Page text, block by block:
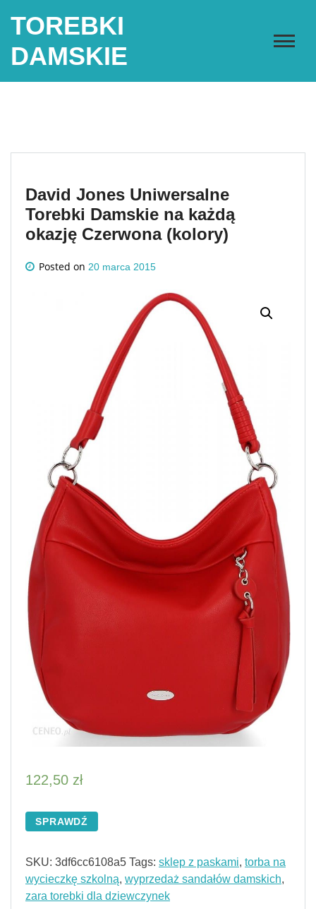
TOREBKI
DAMSKIE
David Jones Uniwersalne
Torebki Damskie na każdą
okazję Czerwona (kolory)
Posted on 20 marca 2015
122,50 zł
SPRAWDŹ
SKU: 3df6cc6108a5 Tags: sklep z paskami, torba na
wycieczkę szkolną, wyprzedaż sandałów damskich,
zara torebki dla dziewczynek